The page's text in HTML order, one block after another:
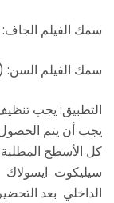
سمك الفيلم الجاف: (400 ± 50)
سمك الفيلم السن: (900 ± 100) ميكرون
التطبيق: يجب
يجب أن يتم
كل الأسطح
سيليكوت
الداخلي بعد